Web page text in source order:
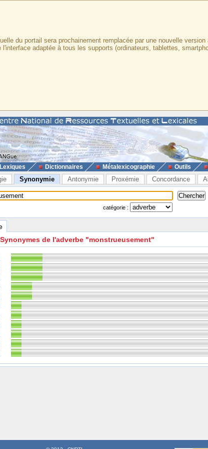
du portail sera prochainement remplacée par une nouvelle version
adaptée à tous les supports (ordinateurs, tablettes,
Lexiques Dictionnaires Métalexicographie Outils
Synonymie Antonymie Proxémie Concordance
catégorie :
Synonymes de l'adverbe "monstrueusement"